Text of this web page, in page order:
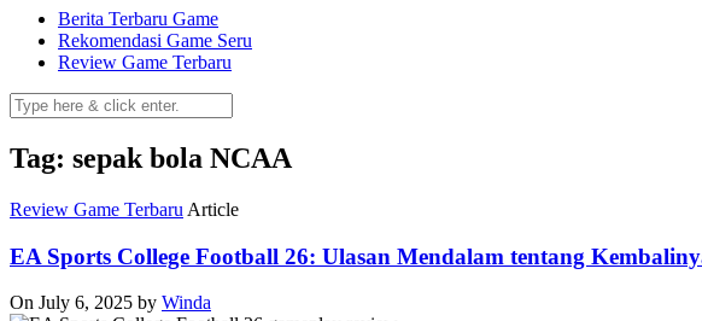
Berita Terbaru Game
Rekomendasi Game Seru
Review Game Terbaru
Tag: sepak bola NCAA
Review Game Terbaru Article
EA Sports College Football 26: Ulasan Mendalam tentang
On July 6, 2025 by Winda